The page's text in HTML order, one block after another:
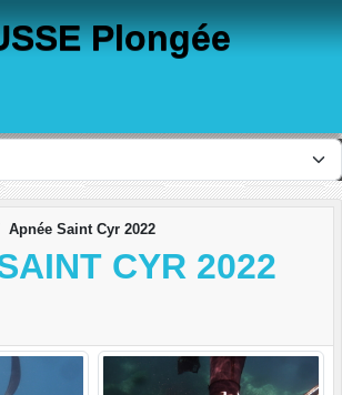
Plongée
Apnée Saint Cyr 2022
CYR 2022
des cookies